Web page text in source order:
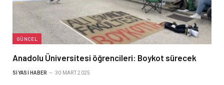
GÜNCEL
Anadolu Üniversitesi öğrencileri: Boykot sürecek
SIYASI HABER 30 MART 2025